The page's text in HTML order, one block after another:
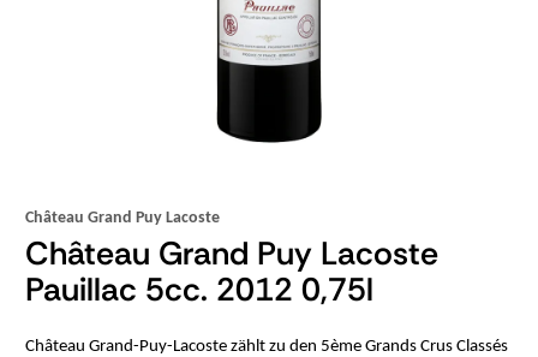
Château Grand Puy Lacoste
Château Grand Puy Lacoste
Pauillac 5cc. 2012 0,75l
Château Grand-Puy-Lacoste zählt zu den 5ème Grands Crus Classés